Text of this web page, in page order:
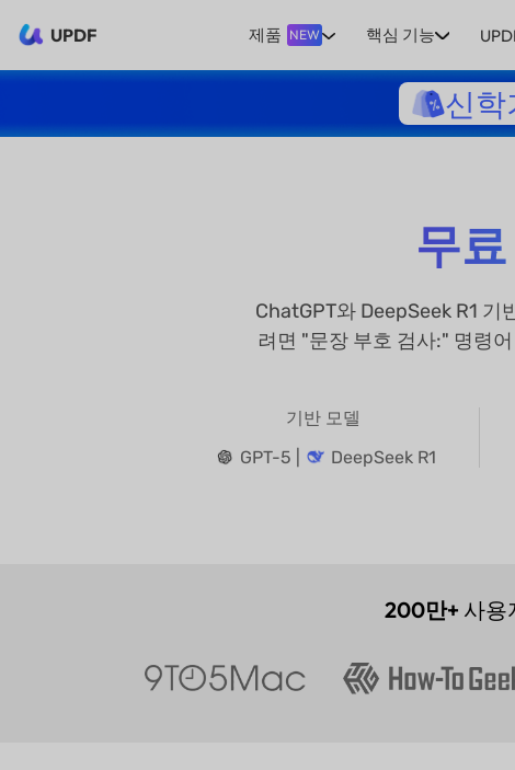
UPDF 제품 NEW 핵심 기능
신학
무
ChatGPT와 DeepSeek R1
려면 "문장 부호 검사:" 명령
기반 모델
GPT-5 |
DeepSeek R1
200만+ 사용